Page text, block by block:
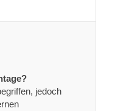
jedoch